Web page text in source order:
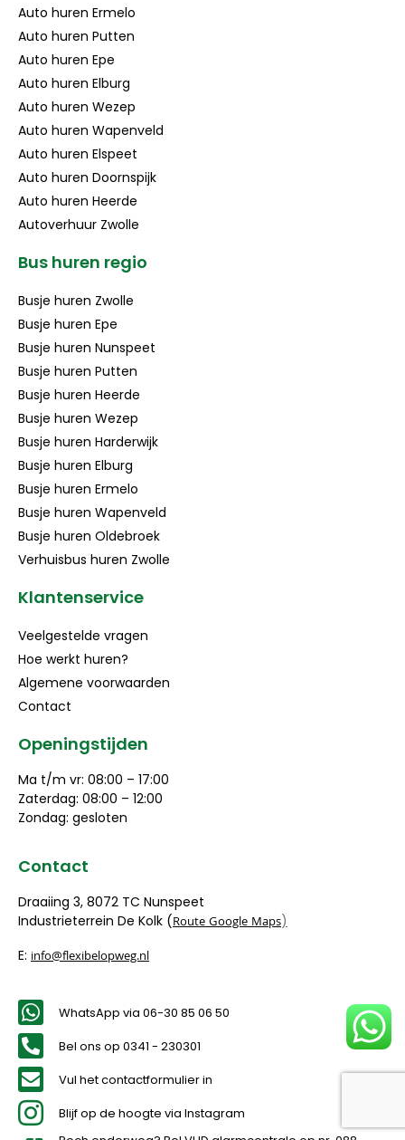
Auto huren Ermelo
Auto huren Putten
Auto huren Epe
Auto huren Elburg
Auto huren Wezep
Auto huren Wapenveld
Auto huren Elspeet
Auto huren Doornspijk
Auto huren Heerde
Autoverhuur Zwolle
Bus huren regio
Busje huren Zwolle
Busje huren Epe
Busje huren Nunspeet
Busje huren Putten
Busje huren Heerde
Busje huren Wezep
Busje huren Harderwijk
Busje huren Elburg
Busje huren Ermelo
Busje huren Wapenveld
Busje huren Oldebroek
Verhuisbus huren Zwolle
Klantenservice
Veelgestelde vragen
Hoe werkt huren?
Algemene voorwaarden
Contact
Openingstijden
Ma t/m vr: 08:00 – 17:00
Zaterdag: 08:00 – 12:00
Zondag: gesloten
Contact
Draaiing 3, 8072 TC Nunspeet
Industrieterrein De Kolk (Route Google Maps)
E: info@flexibelopweg.nl
WhatsApp via 06-30 85 06 50
Bel ons op 0341 - 230301
Vul het contactformulier in
Blijf op de hoogte via Instagram